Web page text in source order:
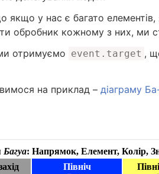
якщо у нас є багато
обробник кожному з них, ми
отримуємо event.target ,
на приклад – діаграму